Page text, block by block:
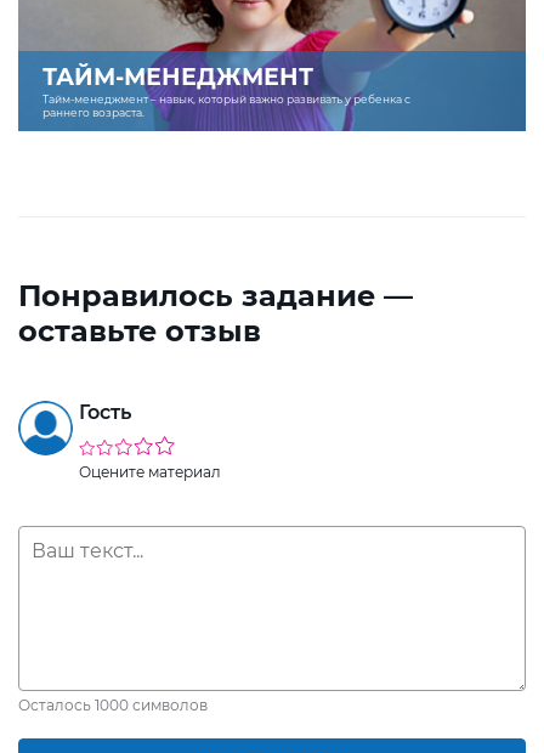
ТАЙМ-МЕНЕДЖМЕНТ
Тайм-менеджмент – навык, который важно развивать у ребенка с
раннего возраста.
Понравилось задание —
оставьте отзыв
Гость
Оцените материал
Осталось 1000 символов